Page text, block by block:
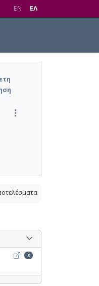
EN EΛ
Σχολή Ανθρωπιστικών
8